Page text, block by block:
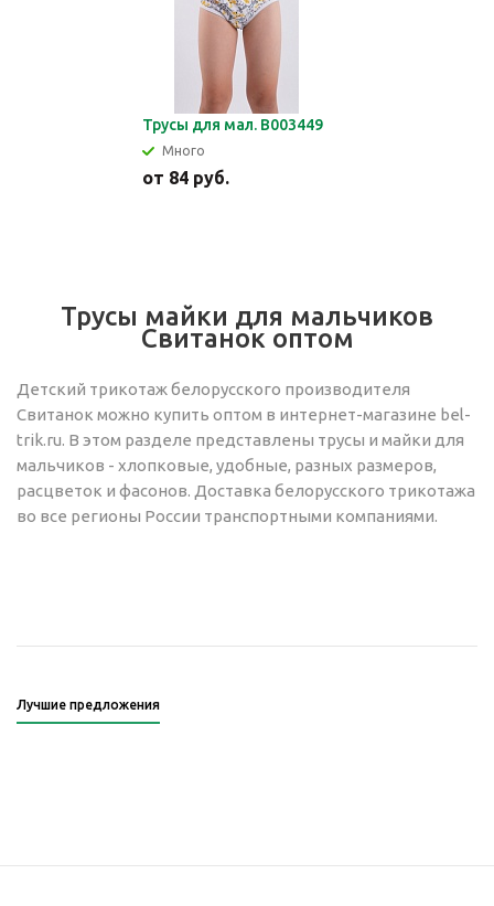
Трусы для мал. В003449
Много
от 84 руб.
Трусы майки для мальчиков
Свитанок оптом
Детский трикотаж белорусского производителя
Свитанок можно купить оптом в интернет-магазине bel-
trik.ru. В этом разделе представлены трусы и майки для
мальчиков - хлопковые, удобные, разных размеров,
расцветок и фасонов. Доставка белорусского трикотажа
во все регионы России транспортными компаниями.
Лучшие предложения